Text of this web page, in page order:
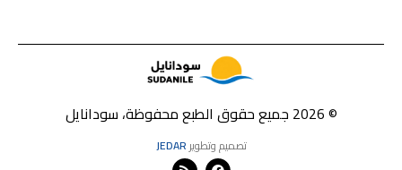
© 2026 جميع حقوق الطبع محفوظة، سودانايل
تصميم وتطويرJEDAR